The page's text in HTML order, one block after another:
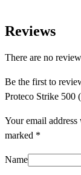
Reviews
There are no
Be the first to
Proteco Strike 500
Your email
marked *
Name